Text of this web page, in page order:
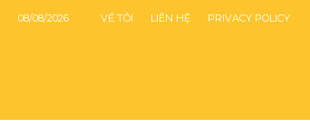
08/08/2026 VỀ TÔI LIÊN HỆ PRIVACY POLICY